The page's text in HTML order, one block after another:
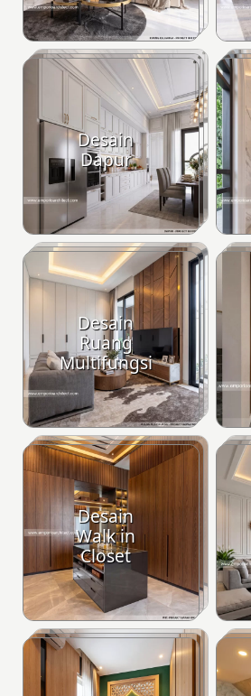
Desain
Dapur
Desain
Ruang
Multifungsi
Desain
Walk in
Closet